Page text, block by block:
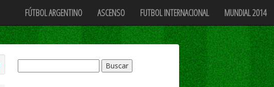
FÚTBOL ARGENTINO ASCENSO FUTBOL INTERNACIONAL MUNDIAL 2014